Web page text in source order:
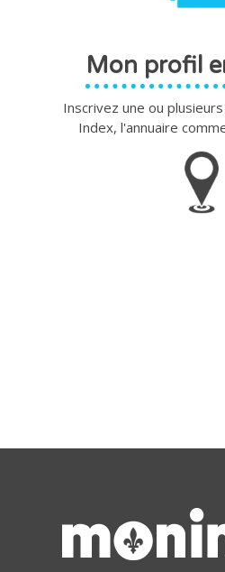
Mon profil
Inscrivez une ou
Index, l'annuaire